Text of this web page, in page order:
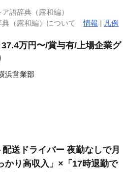
語辞典（露和編）
典（露和編）について情報 | 凡例
万円〜/賞与有/上場企業グ
浜営業部
送ドライバー 夜勤なしで月
かり高収入」×「17時退勤で